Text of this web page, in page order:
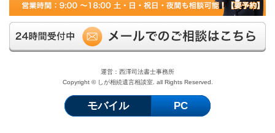
運営：西澤司法書士事務所
Copyright © しが相続遺言相談室. all Rights Reserved.
モバイル PC